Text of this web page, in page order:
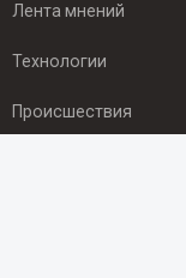
Лента мнений
Технологии
Происшествия